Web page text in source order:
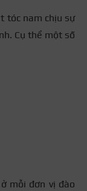
tóc nam chịu sự
Cụ thể một số
mỗi đơn vị đào